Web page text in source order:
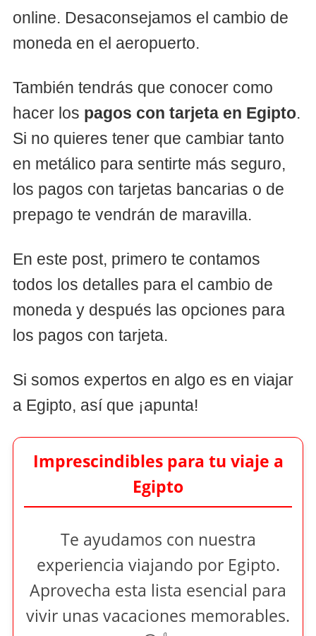
online. Desaconsejamos el cambio de
moneda en el aeropuerto.
También tendrás que conocer como
hacer los pagos con tarjeta en Egipto.
Si no quieres tener que cambiar tanto
en metálico para sentirte más seguro,
los pagos con tarjetas bancarias o de
prepago te vendrán de maravilla.
En este post, primero te contamos
todos los detalles para el cambio de
moneda y después las opciones para
los pagos con tarjeta.
Si somos expertos en algo es en viajar
a Egipto, así que ¡apunta!
Imprescindibles para tu viaje a
Egipto
Te ayudamos con nuestra
experiencia viajando por Egipto.
Aprovecha esta lista esencial para
vivir unas vacaciones memorables.